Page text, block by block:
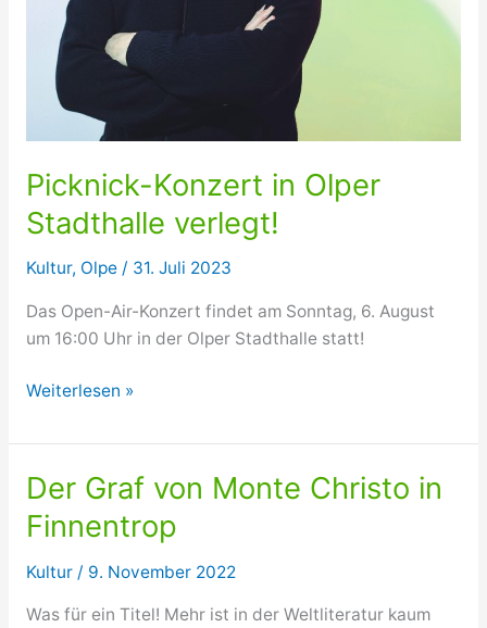
Picknick-Konzert in Olper
Stadthalle verlegt!
Kultur, Olpe/ 31. Juli 2023
Das Open-Air-Konzert findet am Sonntag, 6. August
um 16:00 Uhr in der Olper Stadthalle statt!
Picknick-
in
Stadthalle
verlegt!
Weiterlesen »
Der Graf von Monte Christo in
Finnentrop
Kultur/ 9. November 2022
Was für ein Titel! Mehr ist in der Weltliteratur kaum